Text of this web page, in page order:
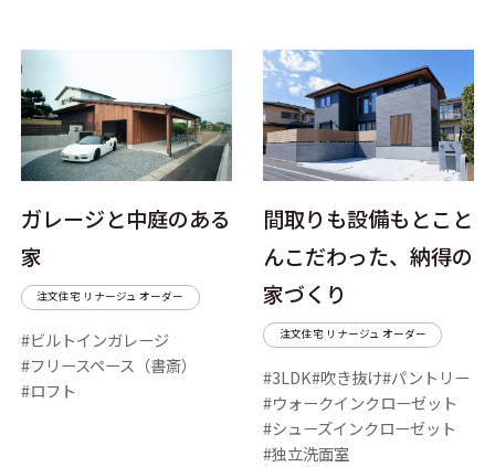
ガレージと中庭のある
家
注文住宅 リナージュ オーダー
ビルトインガレージ
フリースペース（書斎）
ロフト
間取りも設備もとこと
んこだわった、納得の
家づくり
注文住宅 リナージュ オーダー
3LDK 吹き抜け パントリー
ウォークインクローゼット
シューズインクローゼット
独立洗面室